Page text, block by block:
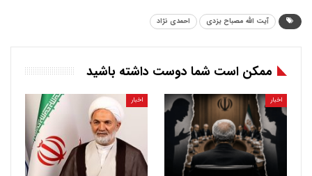
آیت الله مصباح یزدی احمدی نژاد
ممکن است شما دوست داشته باشید
اخبار اخبار